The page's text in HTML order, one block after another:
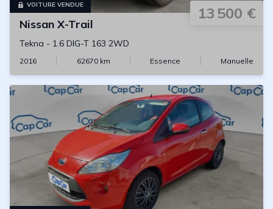
VOITURE VENDUE 13 500 €
Nissan X-Trail
Tekna - 1.6 DIG-T 163 2WD
2016 62670km Essence Manuelle